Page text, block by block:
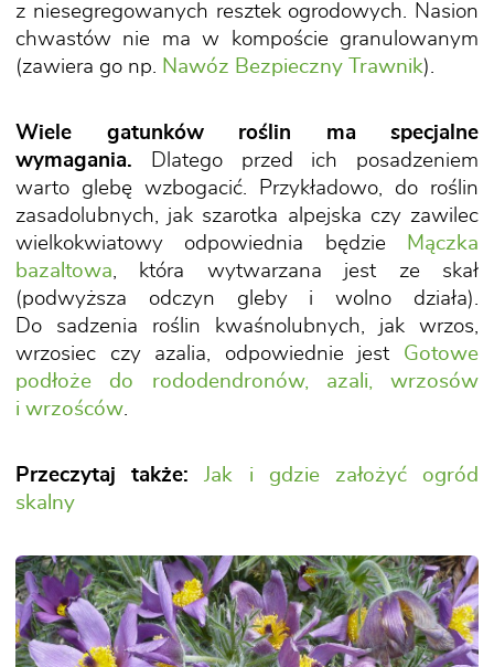
z niesegregowanych resztek ogrodowych. Nasion
chwastów nie ma w kompoście granulowanym
(zawiera go np. Nawóz Bezpieczny Trawnik).
Wiele gatunków roślin ma specjalne
wymagania. Dlatego przed ich posadzeniem
warto glebę wzbogacić. Przykładowo, do roślin
zasadolubnych, jak szarotka alpejska czy zawilec
wielkokwiatowy odpowiednia będzie
Mączka
bazaltowa, która wytwarzana jest ze skał
(podwyższa odczyn gleby i wolno działa).
Do sadzenia roślin kwaśnolubnych, jak wrzos,
wrzosiec czy azalia, odpowiednie jest Gotowe
podłoże do rododendronów, azali, wrzosów
i wrzośców.
Przeczytaj także:
Jak i gdzie założyć ogród
skalny